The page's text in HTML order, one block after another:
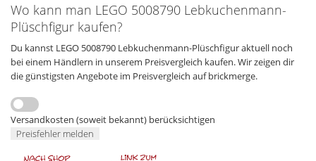
Wo kann man LEGO 5008790 Lebkuchenmann-
Plüschfigur kaufen?
Du kannst LEGO 5008790 Lebkuchenmann-Plüschfigur aktuell noch
bei einem Händlern in unserem Preisvergleich kaufen. Wir zeigen dir
die günstigsten Angebote im Preisvergleich auf brickmerge.
Versandkosten (soweit bekannt) berücksichtigen
Preisfehler melden